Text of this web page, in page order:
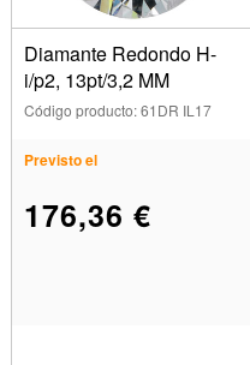
Diamante Redondo H-
i/p2, 13pt/3,2 MM
Código producto: 61DR IL17
Previsto el
176,36 €